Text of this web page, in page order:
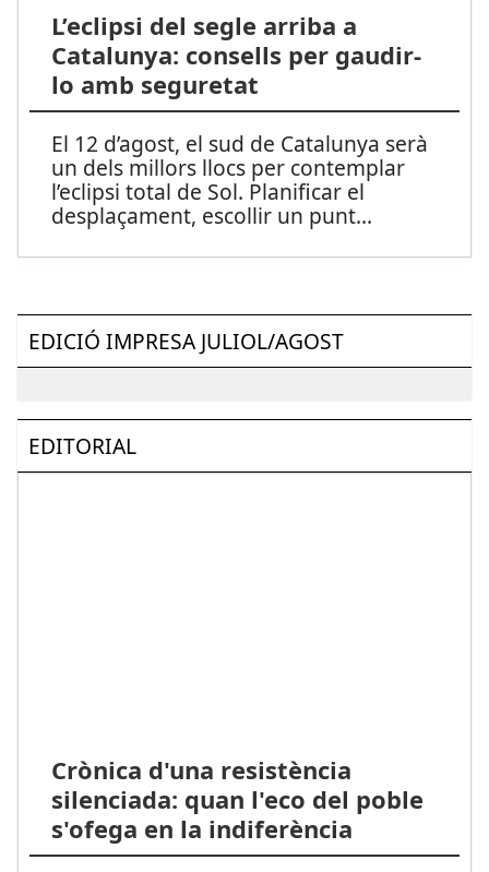
L’eclipsi del segle arriba a
Catalunya: consells per gaudir-
lo amb seguretat
El 12 d’agost, el sud de Catalunya serà
un dels millors llocs per contemplar
l’eclipsi total de Sol. Planificar el
desplaçament, escollir un punt...
EDICIÓ IMPRESA JULIOL/AGOST
EDITORIAL
Crònica d'una resistència
silenciada: quan l'eco del poble
s'ofega en la indiferència